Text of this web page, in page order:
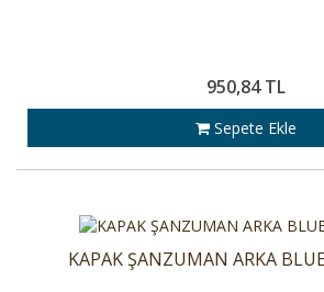
950,84 TL
Sepete Ekle
KAPAK ŞANZUMAN ARKA